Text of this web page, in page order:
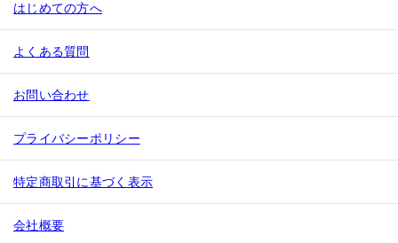
はじめての方へ
よくある質問
お問い合わせ
プライバシーポリシー
特定商取引に基づく表示
会社概要